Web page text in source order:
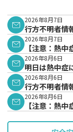
2026年8月7日
行方不明者情
2026年8月7日
【注意：熱
表されています
2026年8月6日
明日は熱中症
2026年8月6日
行方不明者情
2026年8月6日
【注意：熱